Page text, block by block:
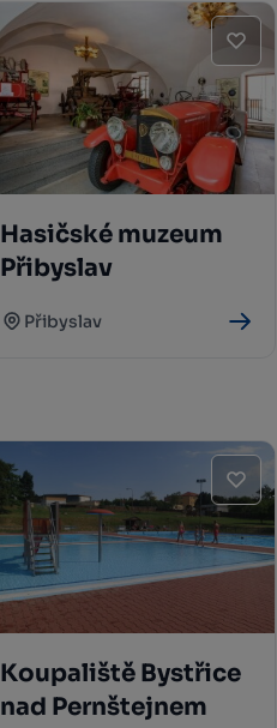
Hasičské muzeum
Přibyslav
Přibyslav
Koupaliště Bystřice
nad Pernštejnem